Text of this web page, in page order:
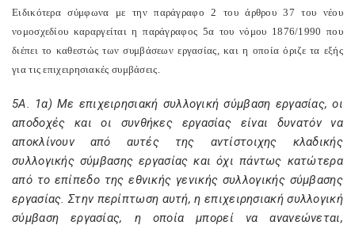
Ειδικότερα σύμφωνα με την παράγραφο 2 του άρθρου 37 του νέου
νομοσχεδίου καραργείται η παράγραφος 5α του νόμου 1876/1990 που
διέπει το καθεστώς των συμβάσεων εργασίας, και η οποία όριζε τα εξής
για τις επιχειρησιακές συμβάσεις.
5Α. 1α) Με επιχειρησιακή συλλογική σύμβαση εργασίας, οι
αποδοχές και οι συνθήκες εργασίας είναι δυνατόν να
αποκλίνουν από αυτές της αντίστοιχης κλαδικής
συλλογικής σύμβασης εργασίας και όχι πάντως κατώτερα
από το επίπεδο της εθνικής γενικής συλλογικής σύμβασης
εργασίας. Στην περίπτωση αυτή, η επιχειρησιακή συλλογική
σύμβαση εργασίας, η οποία μπορεί να ανανεώνεται,